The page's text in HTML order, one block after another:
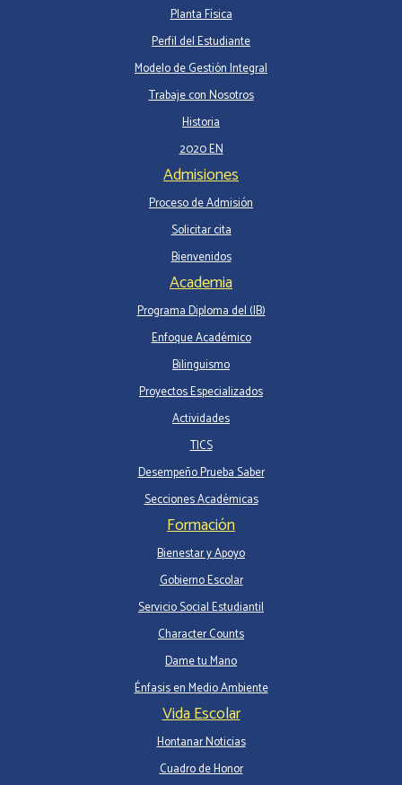
Planta Física
Perfil del Estudiante
Modelo de Gestión Integral
Trabaje con Nosotros
Historia
2020 EN
Admisiones
Proceso de Admisión
Solicitar cita
Bienvenidos
Academia
Programa Diploma del (IB)
Enfoque Académico
Bilinguismo
Proyectos Especializados
Actividades
TICS
Desempeño Prueba Saber
Secciones Académicas
Formación
Bienestar y Apoyo
Gobierno Escolar
Servicio Social Estudiantil
Character Counts
Dame tu Mano
Énfasis en Medio Ambiente
Vida Escolar
Hontanar Noticias
Cuadro de Honor